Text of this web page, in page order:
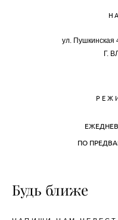
ул. Пушкинская
Г.
ПО
Будь ближе